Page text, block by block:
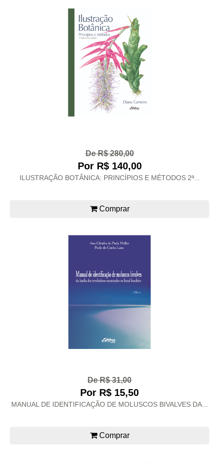
De R$ 280,00
Por R$ 140,00
ILUSTRAÇÃO BOTÂNICA: PRINCÍPIOS E MÉTODOS 2ª...
Comprar
De R$ 31,00
Por R$ 15,50
MANUAL DE IDENTIFICAÇÃO DE MOLUSCOS BIVALVES DA...
Comprar